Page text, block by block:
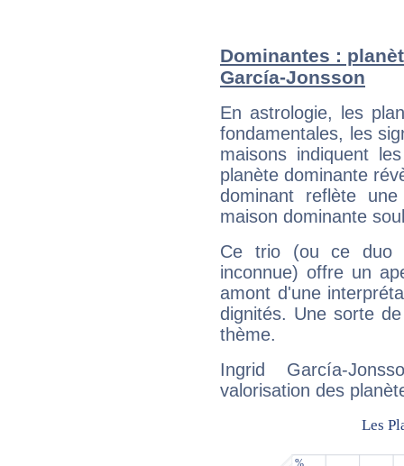
Dominantes :
García-Jonsson
En astrologie, les
fondamentales, les
maisons indiquent
planète dominante
dominant reflète
maison dominante
Ce trio (ou ce duo
inconnue) offre un
amont d'une
dignités. Une sorte
thème.
Ingrid García-
valorisation des